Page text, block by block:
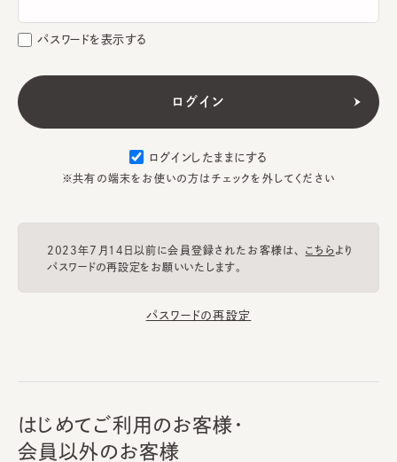
パスワードを表示する
ログインしたままにする
※共有の端末をお使いの方はチェックを外してください
2023年7月14日以前に会員登録されたお客様は、 こちらより
パスワードの再設定をお願いいたします。
パスワードの再設定
はじめてご利用のお客様・
会員以外のお客様